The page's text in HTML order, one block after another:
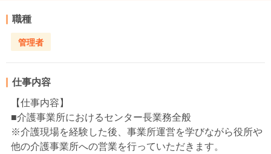
職種
管理者
仕事内容
【仕事内容】
■介護事業所におけるセンター長業務全般
※介護現場を経験した後、事業所運営を学びながら役所や
他の介護事業所への営業を行っていただきます。